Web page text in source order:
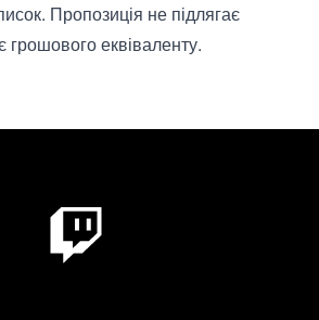
Пропозиція не підлягає
грошового еквіваленту.